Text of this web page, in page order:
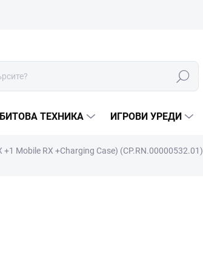
Търсене
БИТОВА ТЕХНИКА ИГРОВИ УРЕДИ
+1 Mobile RX +Charging Case) (CP.RN.00000532.01)